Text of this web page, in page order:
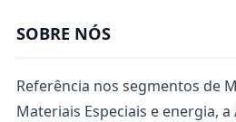
SOBRE NÓS
Referência nos segmentos de
Materiais Especiais e energia, a